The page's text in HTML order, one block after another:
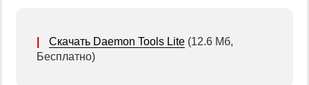
Скачать Daemon Tools Lite (12.6 Мб,
Бесплатно)